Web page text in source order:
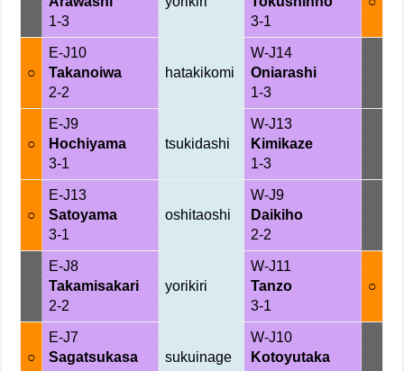
1-3
3-1
○
E-J10
Takanoiwa
2-2
hatakikomi
W-J14
Oniarashi
1-3
○
E-J9
Hochiyama
3-1
tsukidashi
W-J13
Kimikaze
1-3
○
E-J13
Satoyama
3-1
oshitaoshi
W-J9
Daikiho
2-2
E-J8
Takamisakari
2-2
yorikiri
W-J11
Tanzo
3-1
○
○
E-J7
Sagatsukasa
sukuinage
W-J10
Kotoyutaka